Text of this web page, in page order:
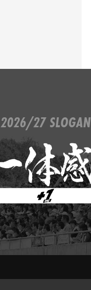
2026/27 SLOGAN